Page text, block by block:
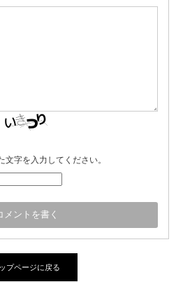
文字を入力してください。
プページに戻る